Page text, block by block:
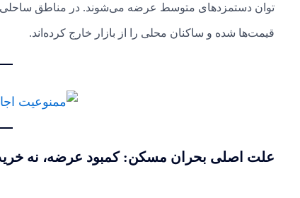
توان دستمزدهای متوسط عرضه می‌شوند. در مناطق ساحلی
قیمت‌ها شده و ساکنان محلی را از بازار خارج کرده‌اند.
علت اصلی بحران مسکن: کمبود عرضه، نه